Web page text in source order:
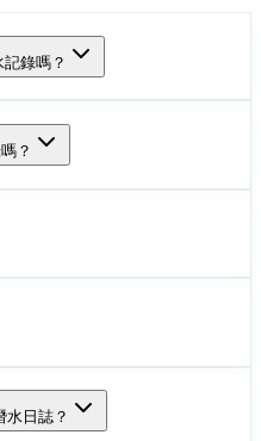
錄嗎？
？
水日誌？